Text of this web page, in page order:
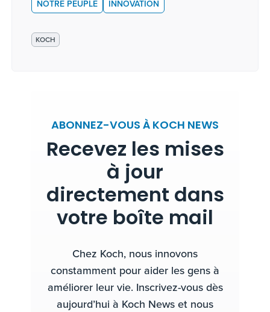
NOTRE PEUPLE INNOVATION
KOCH
ABONNEZ-VOUS À KOCH NEWS
Recevez les mises
à jour
directement dans
votre boîte mail
Chez Koch, nous innovons
constamment pour aider les gens à
améliorer leur vie. Inscrivez-vous dès
aujourd’hui à Koch News et nous